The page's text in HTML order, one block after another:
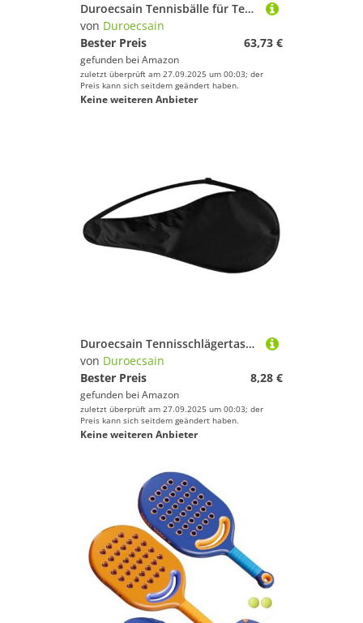
Duroecsain Tennisbälle für Tennistrainer, Tennisbälle mit Schnur, langes elastisches Seil, Tennisübungsausrüstung
von Duroecsain
Bester Preis
63,73 €
gefunden bei Amazon
zuletzt überprüft am 27.09.2025 um 00:03; der
Preis kann sich seitdem geändert haben.
Keine weiteren Anbieter
Duroecsain Tennisschlägertasche, Tasche für Tennisschläger, 70 x 30 cm
von Duroecsain
Bester Preis
8,28 €
gefunden bei Amazon
zuletzt überprüft am 27.09.2025 um 00:03; der
Preis kann sich seitdem geändert haben.
Keine weiteren Anbieter